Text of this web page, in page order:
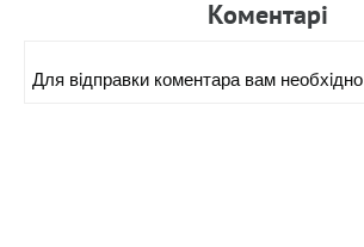
Коментарi
Для вiдправки коментара вам необхiдно